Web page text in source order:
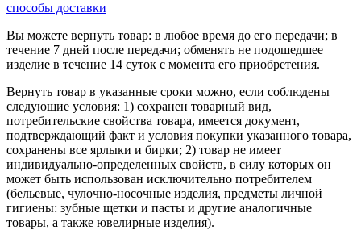
способы доставки
Вы можете вернуть товар: в любое время до его передачи; в
течение 7 дней после передачи; обменять не подошедшее
изделие в течение 14 суток с момента его приобретения.
Вернуть товар в указанные сроки можно, если соблюдены
следующие условия: 1) сохранен товарный вид,
потребительские свойства товара, имеется документ,
подтверждающий факт и условия покупки указанного товара,
сохранены все ярлыки и бирки; 2) товар не имеет
индивидуально-определенных свойств, в силу которых он
может быть использован исключительно потребителем
(бельевые, чулочно-носочные изделия, предметы личной
гигиены: зубные щетки и пасты и другие аналогичные
товары, а также ювелирные изделия).